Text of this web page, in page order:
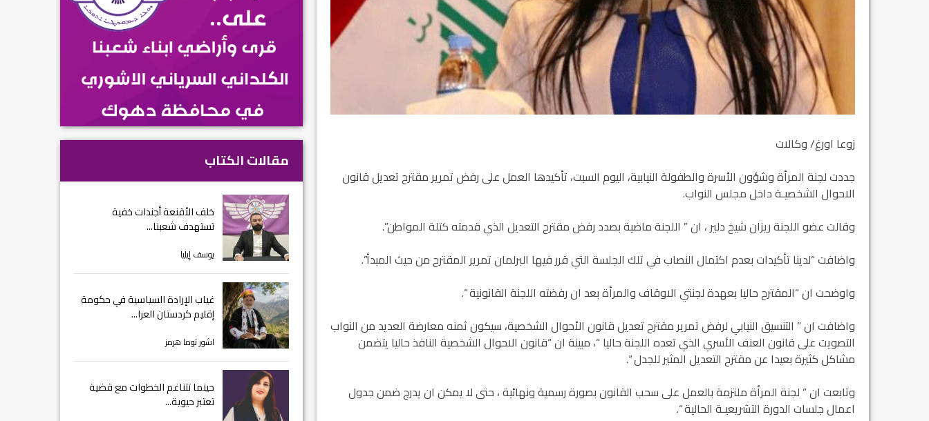
زوعا اورغ/ وكالات
جددت لجنة المرأة وشؤون الأسرة والطفولة النيابية، اليوم السبت، تأكيدها العمل على رفض تمرير مقترح تعديل قانون
الاحوال الشخصيـة داخل مجلس النواب.
وقالت عضو اللجنة ريزان شيخ دلير ، ان ” اللجنة ماضية بصدد رفض مقترح التعديل الذي قدمته كتلة المواطن”.
واضافت “لدينا تأكيدات بعدم اكتمال النصاب في تلك الجلسة التي قرر فيها البرلمان تمرير المقترح من حيث المبدأ”.
واوضحت ان “المقترح حاليا بعهدة لجنتي الاوقاف والمرأة بعد ان رفضته اللجنة القانونية “.
واضافت ان ” التنسيق النيابي لرفض تمرير مقترح تعديل قانون الأحوال الشخصية، سيكون ثمنه معارضة العديد من النواب
التصويت على قانون العنف الأسري الذي تعده اللجنة حاليا “، مبينة ان “قانون الاحوال الشخصية النافذ حاليا يتضمن
مشاكل كثيرة بعيدا عن مقترح التعديل المثير للجدل “.
وتابعت ان ” لجنة المرأة ملتزمة بالعمل على سحب القانون بصورة رسمية ونهائية ، حتى لا يمكن ان يدرج ضمن جدول
اعمال جلسات الدورة التشريعيـة الحالية “.
مقالات الكتاب
خلف الأقنعة أجندات خفية
تستهدف شعبنا...
يوسف إيليا
غياب الإرادة السياسية في حكومة
إقليم كردستان العرا...
اشور توما هرمز
حينما تتناغم الخطوات مع قضية
تعتبر حيوية...